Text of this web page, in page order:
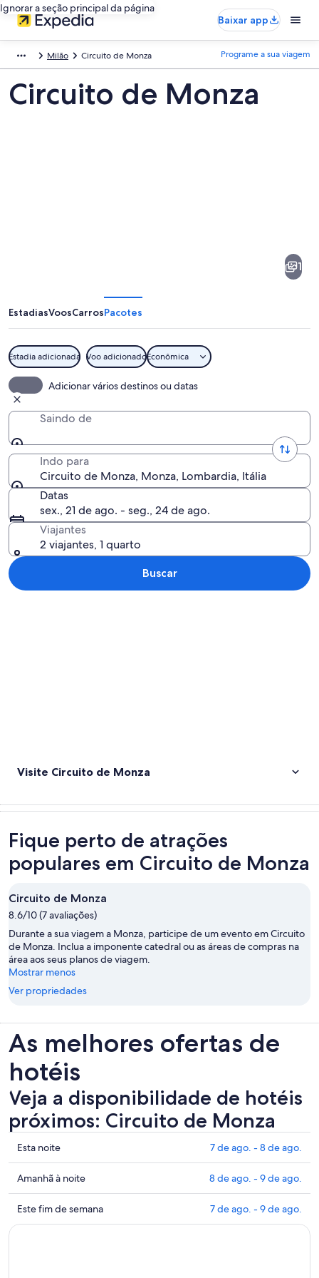
Ignorar a seção principal da página
Baixar app
Milão Circuito de Monza Programe a sua viagem
Circuito de Monza
1
EstadiasVoosCarrosPacotes
Estadia adicionada Voo adicionadoEconômica
Adicionar vários destinos ou datas
Saindo de
Indo para
Circuito de Monza, Monza, Lombardia, Itália
Datas
sex., 21 de ago. - seg., 24 de ago.
Viajantes
2 viajantes, 1 quarto
Buscar
Visite Circuito de Monza
Fique perto de atrações
populares em Circuito de Monza
Circuito de Monza
8.6/10 (7 avaliações)
Durante a sua viagem a Monza, participe de um evento em Circuito
de Monza. Inclua a imponente catedral ou as áreas de compras na
área aos seus planos de viagem.
Mostrar menos
Ver propriedades
As melhores ofertas de
hotéis
Veja a disponibilidade de hotéis
próximos: Circuito de Monza
Mostrar
preços
perto
de
Circuito
de
Esta noite 7 de ago. - 8 de ago.
Mostrar
preços
perto
de
Amanhã à noite 8 de ago. - 9 de ago.
Mostrar
preços
Este fim de semana 7 de ago. - 9 de ago.